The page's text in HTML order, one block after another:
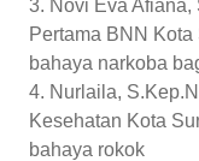
3. ⁠Novi Eva Afiana,
Pertama BNN
bahaya narkoba
4. ⁠Nurlaila,
Kesehatan Kota
bahaya rokok